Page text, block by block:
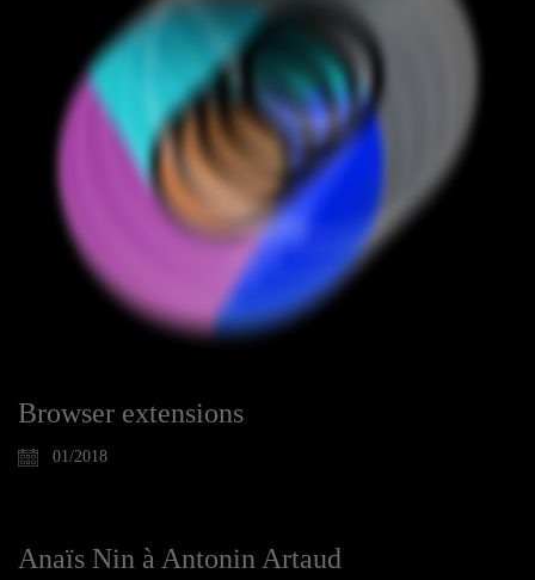
Browser extensions
01/2018
Anaïs Nin à Antonin Artaud